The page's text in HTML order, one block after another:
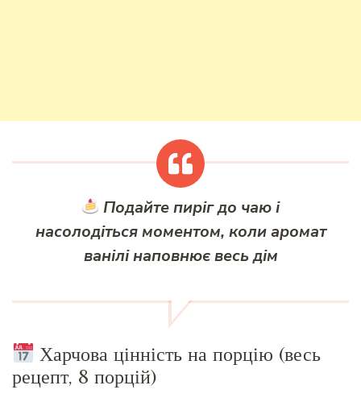
Подайте пиріг до чаю і
насолодіться моментом, коли аромат
ванілі наповнює весь дім
Харчова цінність на порцію (весь
рецепт, 8 порцій)